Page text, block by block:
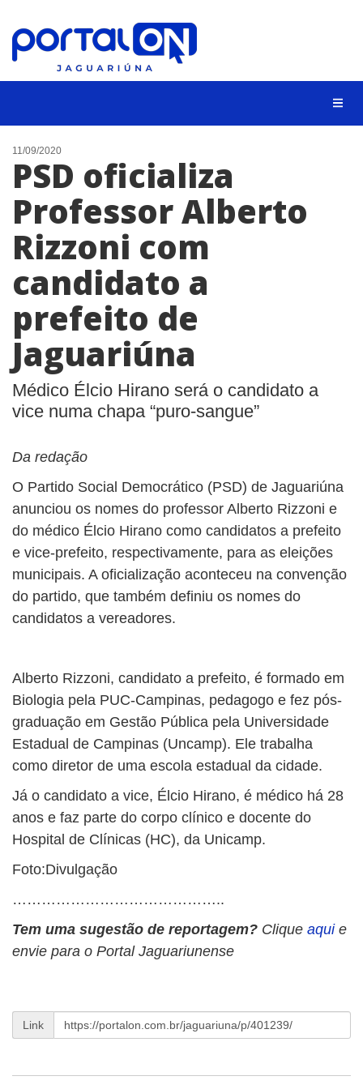
NOTÍCIAS
LISTA DIGITAL
CONTATO
ANUNCIE
11/09/2020
PSD oficializa
Professor Alberto
Rizzoni com
candidato a
prefeito de
Jaguariúna
Médico Élcio Hirano será o candidato a
vice numa chapa “puro-sangue”
Da redação
O Partido Social Democrático (PSD) de Jaguariúna
anunciou os nomes do professor Alberto Rizzoni e
do médico Élcio Hirano como candidatos a prefeito
e vice-prefeito, respectivamente, para as eleições
municipais. A oficialização aconteceu na convenção
do partido, que também definiu os nomes do
candidatos a vereadores.
Alberto Rizzoni, candidato a prefeito, é formado em
Biologia pela PUC-Campinas, pedagogo e fez pós-
graduação em Gestão Pública pela Universidade
Estadual de Campinas (Uncamp). Ele trabalha
como diretor de uma escola estadual da cidade.
Já o candidato a vice, Élcio Hirano, é médico há 28
anos e faz parte do corpo clínico e docente do
Hospital de Clínicas (HC), da Unicamp.
Foto:Divulgação
……………………………………..
Tem uma sugestão de reportagem? Clique aqui e
envie para o Portal Jaguariunense
Link